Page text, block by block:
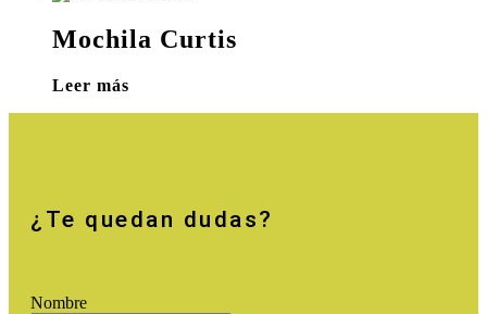
Mochila Curtis
Leer más
¿Te quedan dudas?
Nombre